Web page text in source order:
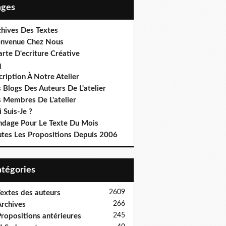
Des Textes
Chez Nous
D'ecriture Créative
À Notre Atelier
Blogs Des Auteurs De L'atelier
Membres De L'atelier
Suis-Je ?
Pour Le Texte Du Mois
Les Propositions Depuis 2006
des auteurs 2609
266
antérieures 245